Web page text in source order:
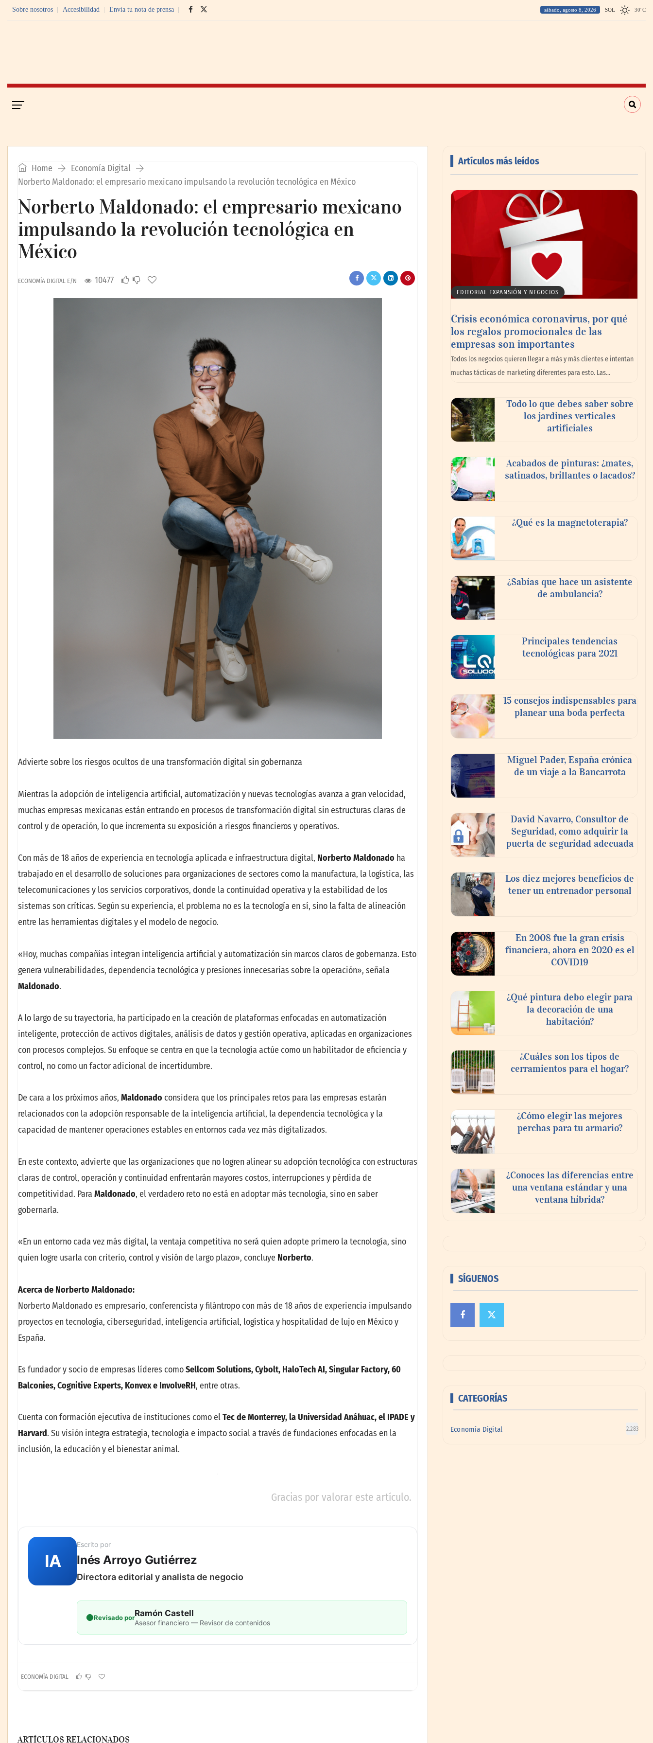
Sobre nosotros Accesibilidad Envía tu nota de prensa sábado, agosto 8, 2026 SOL 30°C
Home
Economía Digital
Norberto Maldonado: el empresario mexicano impulsando la revolución tecnológica en México
Norberto Maldonado: el empresario mexicano
impulsando la revolución tecnológica en
México
ECONOMÍA DIGITAL E/N 10477
Advierte sobre los riesgos ocultos de una transformación digital sin gobernanza
Mientras la adopción de inteligencia artificial, automatización y nuevas tecnologías avanza a gran velocidad,
muchas empresas mexicanas están entrando en procesos de transformación digital sin estructuras claras de
control y de operación, lo que incrementa su exposición a riesgos financieros y operativos.
Con más de 18 años de experiencia en tecnología aplicada e infraestructura digital, Norberto Maldonado ha
trabajado en el desarrollo de soluciones para organizaciones de sectores como la manufactura, la logística, las
telecomunicaciones y los servicios corporativos, donde la continuidad operativa y la estabilidad de los
sistemas son críticas. Según su experiencia, el problema no es la tecnología en sí, sino la falta de alineación
entre las herramientas digitales y el modelo de negocio.
«Hoy, muchas compañías integran inteligencia artificial y automatización sin marcos claros de gobernanza. Esto
genera vulnerabilidades, dependencia tecnológica y presiones innecesarias sobre la operación», señala
Maldonado.
A lo largo de su trayectoria, ha participado en la creación de plataformas enfocadas en automatización
inteligente, protección de activos digitales, análisis de datos y gestión operativa, aplicadas en organizaciones
con procesos complejos. Su enfoque se centra en que la tecnología actúe como un habilitador de eficiencia y
control, no como un factor adicional de incertidumbre.
De cara a los próximos años, Maldonado considera que los principales retos para las empresas estarán
relacionados con la adopción responsable de la inteligencia artificial, la dependencia tecnológica y la
capacidad de mantener operaciones estables en entornos cada vez más digitalizados.
En este contexto, advierte que las organizaciones que no logren alinear su adopción tecnológica con estructuras
claras de control, operación y continuidad enfrentarán mayores costos, interrupciones y pérdida de
competitividad. Para Maldonado, el verdadero reto no está en adoptar más tecnología, sino en saber
gobernarla.
«En un entorno cada vez más digital, la ventaja competitiva no será quien adopte primero la tecnología, sino
quien logre usarla con criterio, control y visión de largo plazo», concluye Norberto.
Acerca de Norberto Maldonado:
Norberto Maldonado es empresario, conferencista y filántropo con más de 18 años de experiencia impulsando
proyectos en tecnología, ciberseguridad, inteligencia artificial, logística y hospitalidad de lujo en México y
España.
Es fundador y socio de empresas líderes comoSellcom Solutions, Cybolt, HaloTech AI, Singular Factory, 60
Balconies, Cognitive Experts, Konvex e InvolveRH, entre otras.
Cuenta con formación ejecutiva de instituciones como elTec de Monterrey, la Universidad Anáhuac, el IPADE y
Harvard. Su visión integra estrategia, tecnología e impacto social a través de fundaciones enfocadas en la
inclusión, la educación y el bienestar animal.
Gracias por valorar este artículo.
IA
Escrito por
Inés Arroyo Gutiérrez
Directora editorial y analista de negocio
Revisado porRamón Castell
Asesor financiero — Revisor de contenidos
ECONOMÍA DIGITAL
ARTÍCULOS RELACIONADOS
Artículos más leídos
EDITORIAL EXPANSIÓN Y NEGOCIOS
Crisis económica coronavirus, por qué
los regalos promocionales de las
empresas son importantes
Todos los negocios quieren llegar a más y más clientes e intentan
muchas tácticas de marketing diferentes para esto. Las…
Todo lo que debes saber sobre
los jardines verticales
artificiales
Acabados de pinturas: ¿mates,
satinados, brillantes o lacados?
¿Qué es la magnetoterapia?
¿Sabías que hace un asistente
de ambulancia?
Principales tendencias
tecnológicas para 2021
15 consejos indispensables para
planear una boda perfecta
Miguel Pader, España crónica
de un viaje a la Bancarrota
David Navarro, Consultor de
Seguridad, como adquirir la
puerta de seguridad adecuada
Los diez mejores beneficios de
tener un entrenador personal
En 2008 fue la gran crisis
financiera, ahora en 2020 es el
COVID19
¿Qué pintura debo elegir para
la decoración de una
habitación?
¿Cuáles son los tipos de
cerramientos para el hogar?
¿Cómo elegir las mejores
perchas para tu armario?
¿Conoces las diferencias entre
una ventana estándar y una
ventana híbrida?
SÍGUENOS
CATEGORÍAS
Economía Digital 2.283